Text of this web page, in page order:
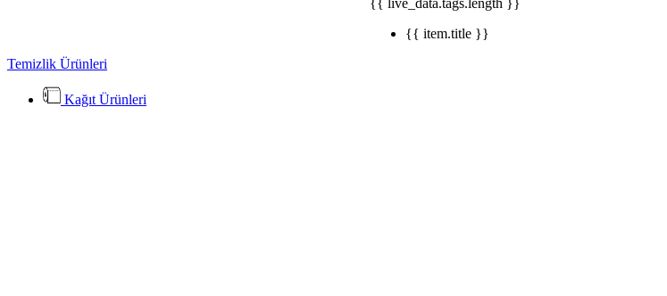
{{ live_data.tags.length }}
{{ item.title }}
Temizlik Ürünleri
Kağıt Ürünleri